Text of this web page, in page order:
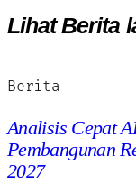
Lihat Berita
Berita
Analisis Cepat
Pembangunan
2027